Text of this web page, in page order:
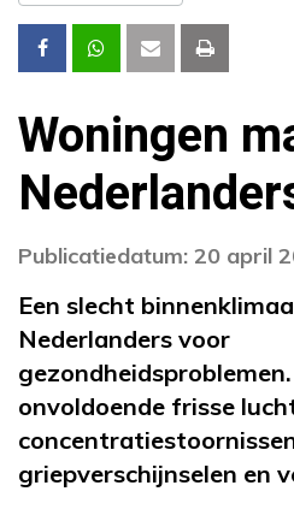
Woningen
Publicatiedatum: 20 april
Een slecht
Nederlanders voor
onvoldoende frisse
griepverschijnselen en